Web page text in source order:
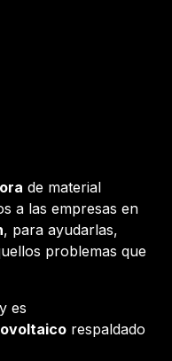
de material
a las empresas en
, para ayudarlas,
problemas que
es
respaldado